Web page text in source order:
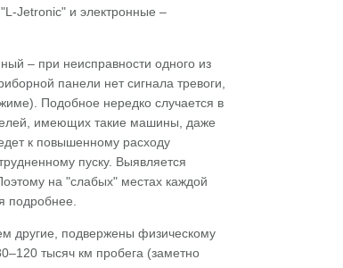
Jetronic" и электронные –
– при неисправности одного из
панели нет сигнала тревоги,
Подобное нередко случается в
имеющих такие машины, даже
к повышенному расходу
пуску. Выявляется
на "слабых" местах каждой
подробнее.
другие, подвержены физическому
тысяч км пробега (заметно